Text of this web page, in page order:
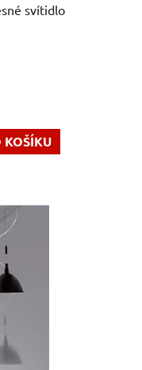
svítidlo
KOŠÍKU